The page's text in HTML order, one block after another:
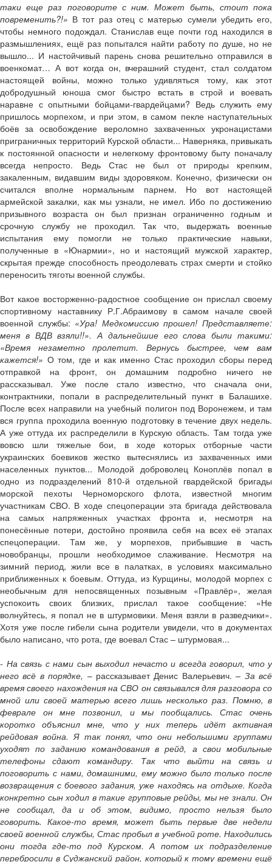
таки еще раз поговорите с ним. Может быть, стоит пока
повременить?!» В тот раз отец с матерью сумели убедить его,
чтобы немного подождал. Станислав еще почти год находился в
размышлениях, ещё раз попытался найти работу по душе, но не
вышло... И настойчивый парень снова решительно отправился в
военкомат… А вот когда он, вчерашний студент, стал солдатом
настоящей войны, можно только удивляться тому, как этот
добродушный юноша смог быстро встать в строй и воевать
наравне с опытными бойцами-гвардейцами? Ведь служить ему
пришлось морпехом, и при этом, в самом пекле наступательных
боёв за освобождение вероломно захваченных укронацистами
приграничных территорий Курской области... Наверняка, привыкать
к постоянной опасности и нелегкому фронтовому быту поначалу
всегда непросто. Ведь Стас не был от природы крепким,
закаленным, видавшим виды здоровяком. Конечно, физически он
считался вполне нормальным парнем. Но вот настоящей
армейской закалки, как мы узнали, не имел. Ибо по достижению
призывного возраста он был признан ограниченно годным и
срочную службу не проходил. Так что, выдержать военные
испытания ему помогли не только практические навыки,
полученные в «Юнармии», но и настоящий мужской характер,
скрытая прежде способность преодолевать страх смерти и стойко
переносить тяготы военной службы.
Вот какое восторженно-радостное сообщение он прислал своему
спортивному наставнику Р.Г.Абраимову в самом начале своей
военной службы: «Ура! Медкомиссию прошел! Представляете:
меня в ВДВ взяли!!». А дальнейшие его слова были такими:
«Время незаметно пролетит. Вернусь быстрее, чем вам
кажется!» О том, где и как именно Стас проходил сборы перед
отправкой на фронт, он домашним подробно ничего не
рассказывал. Уже после стало известно, что сначала они,
контрактники, попали в распределительный пункт в Балашихе.
После всех направили на учебный полигон под Воронежем, и там
вся группа проходила военную подготовку в течение двух недель.
А уже оттуда их распределили в Курскую область. Там тогда уже
вовсю шли тяжелые бои, в ходе которых отборные части
украинских боевиков жестко вытеснялись из захваченных ими
населенных пунктов... Молодой доброволец Коноплёв попал в
одно из подразделений 810-й отдельной гвардейской бригады
морской пехоты Черноморского флота, известной многим
участникам СВО. В ходе спецоперации эта бригада действовала
на самых напряженных участках фронта и, несмотря на
понесённые потери, достойно проявила себя на всех её этапах
спецоперации. Там же, у морпехов, прибывшие в часть
новобранцы, прошли необходимое слаживание. Несмотря на
зимний период, жили все в палатках, в условиях максимально
приближенных к боевым. Оттуда, из Курщины, молодой морпех с
необычным для непосвященных позывным «Правлёр», желая
успокоить своих близких, прислал такое сообщение: «Не
волнуйтесь, я попал не в штурмовики. Меня взяли в разведчики».
Хотя уже после гибели сына родители увидели, что в документах
было написано, что рота, где воевал Стас – штурмовая...
- На связь с нами сын выходил нечасто и всегда говорил, что у
него всё в порядке, – рассказывает Денис Валерьевич.– За всё
время своего нахождения на СВО он связывался для разговора со
мной или своей матерью всего лишь несколько раз. Помню, в
феврале он мне позвонил, и мы пообщались. Стас очень
коротко объяснил мне, что у них теперь идёт активная
рейдовая война. Я так понял, что они небольшими группами
уходят по заданию командования в рейд, а свои мобильные
телефоны сдают командиру. Так что выйти на связь и
поговорить с нами, домашними, ему можно было только после
возвращения с боевого задания, уже находясь на отдыхе. Когда
конкретно сын ходил в такие групповые рейды, мы не знали. Он
не сообщал, да и об этом, видимо, просто нельзя было
говорить. Какое-то время, может быть первые две недели
своей военной службы, Стас пробыл в учебной роте. Находились
они тогда где-то под Курском. А потом их подразделение
перебросили в Суджанский район, который к тому времени ещё